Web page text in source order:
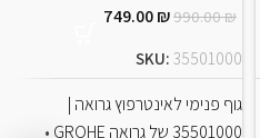
990.00₪
749.00₪
SKU: 35501000
‏גוף פנימי לאינטרפוץ גרואה |
35501000 של גרואה GROHE •